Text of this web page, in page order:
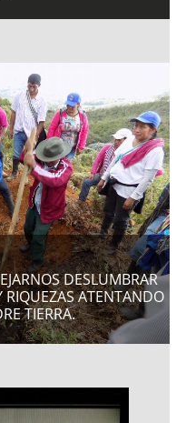
DESLUMBRAR
RIQUEZAS ATENTANDO
TIERRA.